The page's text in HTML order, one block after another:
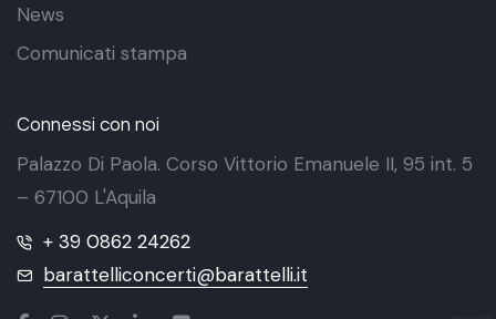
News
Comunicati stampa
Connessi con noi
Palazzo Di Paola. Corso Vittorio Emanuele II, 95 int. 5
– 67100 L'Aquila
+ 39 0862 24262
barattelliconcerti@barattelli.it